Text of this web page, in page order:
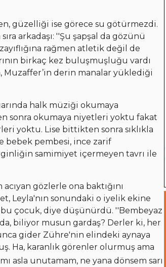
güzelliği ise görece su götürmezdi.
arkadaşı: ''Şu şapşal da gözünü
rağmen atletik değil de
birkaç kez buluşmuşluğu vardı
Muzaffer’in derin manalar yüklediği
halk müziği okumaya
sonra okumaya niyetleri yoktu fakat
yoktu. Lise bittikten sonra sıklıkla
bebek pembesi, ince zarif
samimiyet içermeyen tavrı ile
gözlerle ona baktığını
Leyla'nın sonundaki o iyelik ekine
çocuk, diye düşünürdü. ''Bembeyaz
biliyor musun gardaş? Derler ki, her
gider Zühre'nin elindeki aynaya
Ha, karanlık görenler olurmuş ama
asla unutamam, ne yana dönsem sarı